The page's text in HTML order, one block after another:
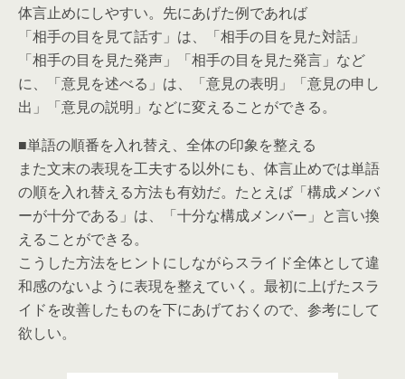
体言止めにしやすい。先にあげた例であれば
「相手の目を見て話す」は、「相手の目を見た対話」
「相手の目を見た発声」「相手の目を見た発言」など
に、「意見を述べる」は、「意見の表明」「意見の申し
出」「意見の説明」などに変えることができる。
■単語の順番を入れ替え、全体の印象を整える
また文末の表現を工夫する以外にも、体言止めでは単語
の順を入れ替える方法も有効だ。たとえば「構成メンバ
ーが十分である」は、「十分な構成メンバー」と言い換
えることができる。
こうした方法をヒントにしながらスライド全体として違
和感のないように表現を整えていく。最初に上げたスラ
イドを改善したものを下にあげておくので、参考にして
欲しい。